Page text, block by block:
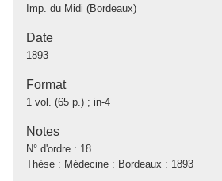
Imp. du Midi (Bordeaux)
Date
1893
Format
1 vol. (65 p.) ; in-4
Notes
N° d'ordre : 18
Thèse : Médecine : Bordeaux : 1893